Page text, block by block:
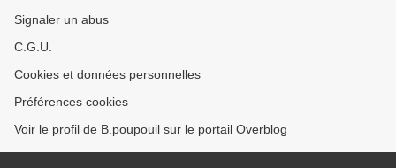
Signaler un abus
C.G.U.
Cookies et données personnelles
Préférences cookies
Voir le profil de B.poupouil sur le portail Overblog